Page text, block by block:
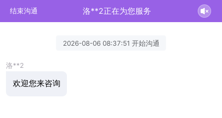
结束沟通 洛**2正在为您服务
2026-08-06 08:37:51 开始沟通
洛**2
欢迎您来咨询